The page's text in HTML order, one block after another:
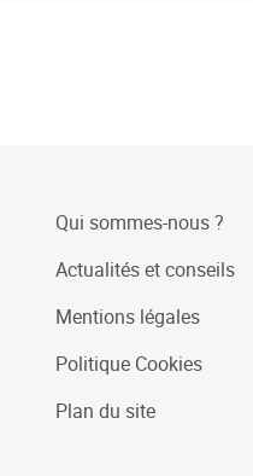
Qui sommes-nous ?
Actualités et conseils
Mentions légales
Politique Cookies
Plan du site